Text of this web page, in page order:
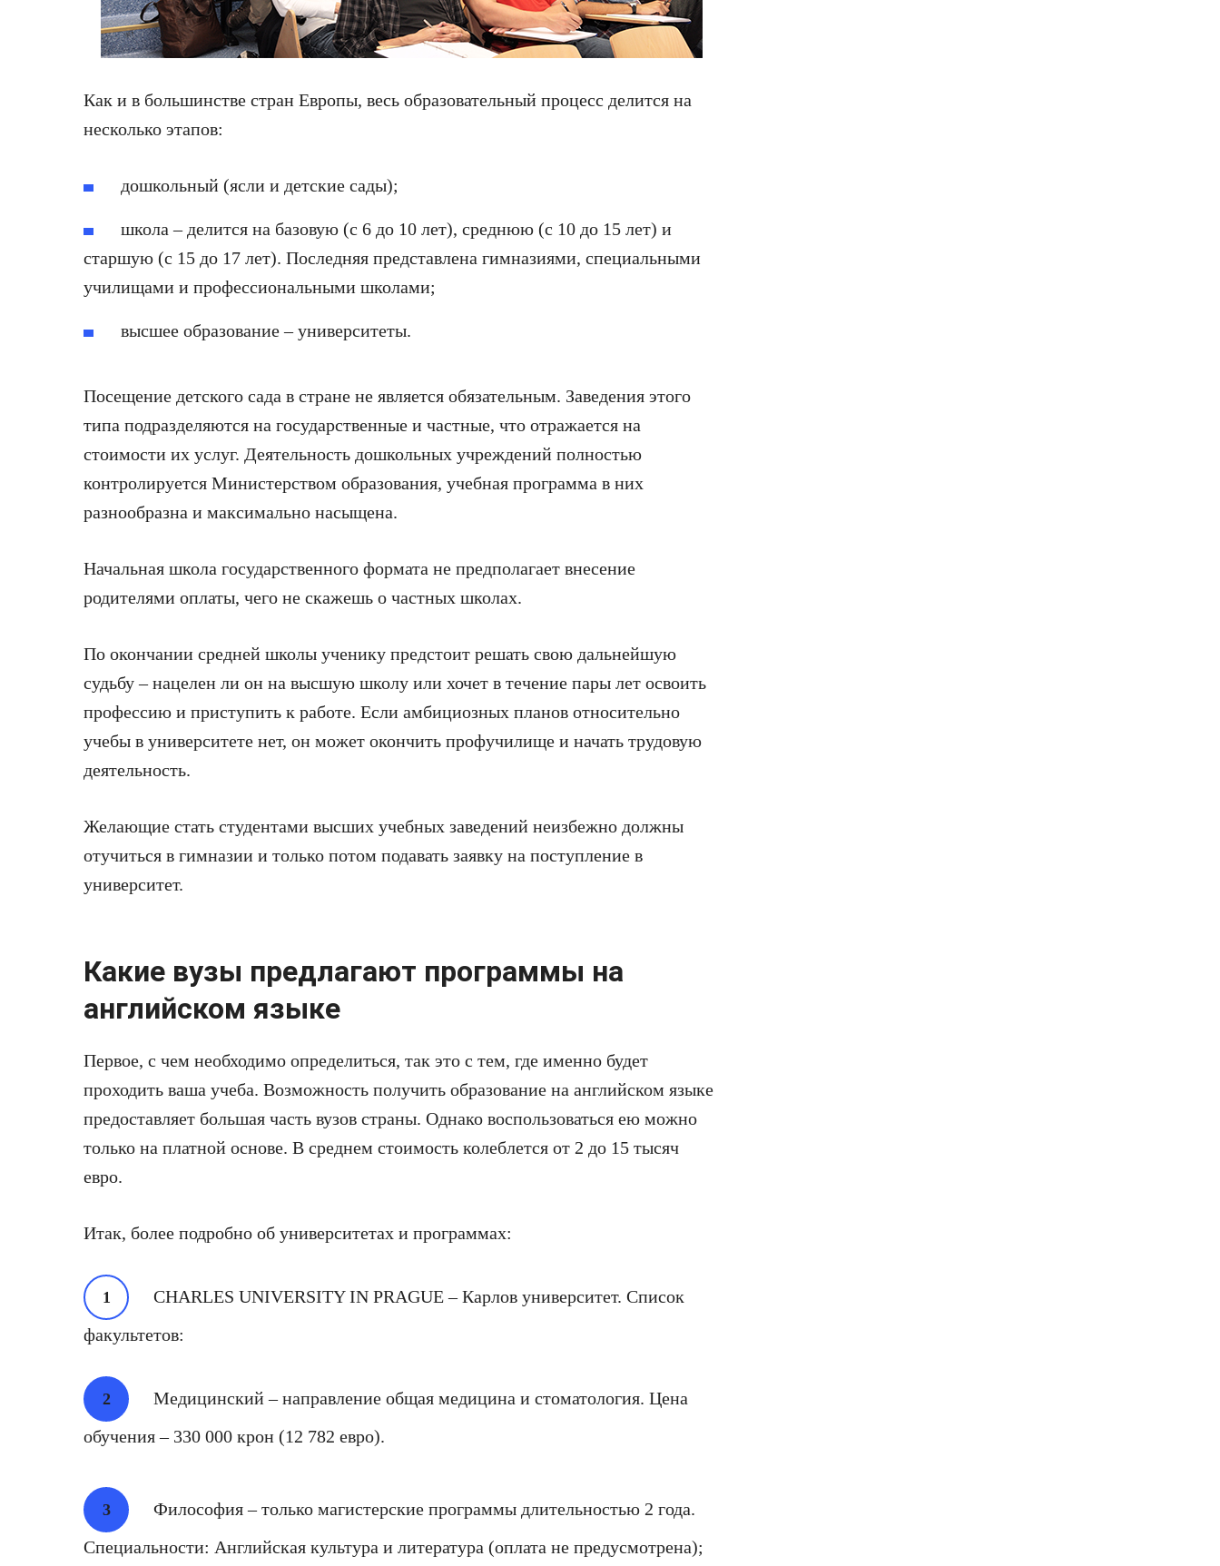
Как и в большинстве стран Европы, весь образовательный процесс делится на
несколько этапов:
дошкольный (ясли и детские сады);
школа – делится на базовую (с 6 до 10 лет), среднюю (с 10 до 15 лет) и
старшую (с 15 до 17 лет). Последняя представлена гимназиями, специальными
училищами и профессиональными школами;
высшее образование – университеты.
Посещение детского сада в стране не является обязательным. Заведения этого
типа подразделяются на государственные и частные, что отражается на
стоимости их услуг. Деятельность дошкольных учреждений полностью
контролируется Министерством образования, учебная программа в них
разнообразна и максимально насыщена.
Начальная школа государственного формата не предполагает внесение
родителями оплаты, чего не скажешь о частных школах.
По окончании средней школы ученику предстоит решать свою дальнейшую
судьбу – нацелен ли он на высшую школу или хочет в течение пары лет освоить
профессию и приступить к работе. Если амбициозных планов относительно
учебы в университете нет, он может окончить профучилище и начать трудовую
деятельность.
Желающие стать студентами высших учебных заведений неизбежно должны
отучиться в гимназии и только потом подавать заявку на поступление в
университет.
Какие вузы предлагают программы на
английском языке
Первое, с чем необходимо определиться, так это с тем, где именно будет
проходить ваша учеба. Возможность получить образование на английском языке
предоставляет большая часть вузов страны. Однако воспользоваться ею можно
только на платной основе. В среднем стоимость колеблется от 2 до 15 тысяч
евро.
Итак, более подробно об университетах и программах:
CHARLES UNIVERSITY IN PRAGUE – Карлов университет. Список
факультетов:
Медицинский – направление общая медицина и стоматология. Цена
обучения – 330 000 крон (12 782 евро).
Философия – только магистерские программы длительностью 2 года.
Специальности: Английская культура и литература (оплата не предусмотрена);